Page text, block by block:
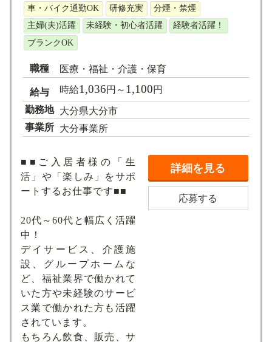
車・バイク通勤OK
研修充実
分煙・禁煙
主婦(夫)活躍
未経験・初心者活躍
経験者活躍！
ブランクOK
職種 医療・福祉・介護・保育
給与 時給1,036円～ 1,100円
勤務地 大分県大分市
事業所 大分事業所
■■ご入居者様の「生
活」や「楽しみ」をサポ
ートするお仕事です■■
20代～60代と幅広く活躍
中！
デイサービス、介護施
設、グループホームな
ど、福祉業界で働かれて
いた方や未経験のサービ
ス業で働かれた方も活躍
されています。
もちろん飲食、販売、サ
詳細を見る
応募する